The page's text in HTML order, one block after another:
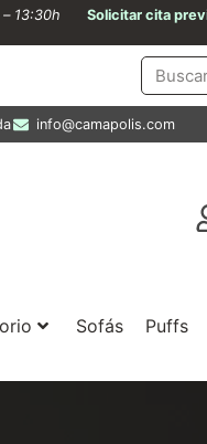
13:30h Solicitar cita
info@camapolis.com
Sofás Puffs